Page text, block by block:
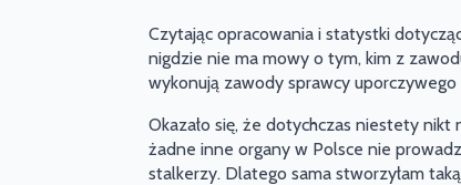
Czytając opracowania i statystki
nigdzie nie ma mowy o tym, kim z
wykonują zawody sprawcy uporczywego
Okazało się, że dotychczas niestety
żadne inne organy w Polsce nie
stalkerzy. Dlatego sama stworzyłam